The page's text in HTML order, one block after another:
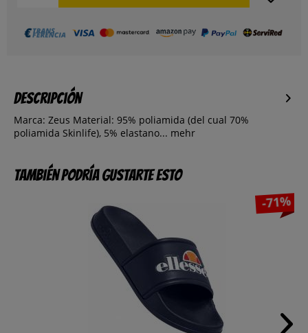
Descripción
Marca: Zeus Material: 95% poliamida (del cual 70%
poliamida Skinlife), 5% elastano... mehr
También podría gustarte esto
-71%